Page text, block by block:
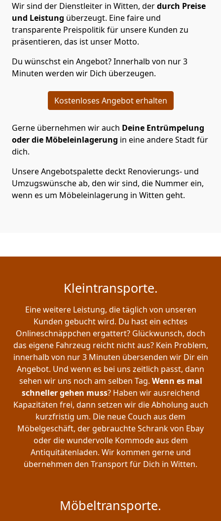
Wir sind der Dienstleiter in Witten, derdurch Preise
und Leistung überzeugt. Eine faire und
transparente Preispolitik für unsere Kunden zu
präsentieren, das ist unser Motto.
Du wünschst ein Angebot? Innerhalb von nur 3
Minuten werden wir Dich überzeugen.
Kostenloses Angebot erhalten
Gerne übernehmen wir auch Deine Entrümpelung
oder die Möbeleinlagerung in eine andere Stadt für
dich.
Unsere Angebotspalette deckt Renovierungs- und
Umzugswünsche ab, den wir sind, die Nummer ein,
wenn es um Möbeleinlagerung in Witten geht.
Kleintransporte.
Eine weitere Leistung, die täglich von unseren
Kunden gebucht wird. Du hast ein echtes
Onlineschnäppchen ergattert? Glückwunsch, doch
das eigene Fahrzeug reicht nicht aus? Kein Problem,
innerhalb von nur 3 Minuten übersenden wir Dir ein
Angebot. Und wenn es bei uns zeitlich passt, dann
sehen wir uns noch am selben Tag. Wenn es mal
schneller gehen muss? Haben wir ausreichend
Kapazitäten frei, dann setzen wir die Abholung auch
kurzfristig um. Die neue Couch aus dem
Möbelgeschäft, der gebrauchte Schrank von Ebay
oder die wundervolle Kommode aus dem
Antiquitätenladen. Wir kommen gerne und
übernehmen den Transport für Dich in Witten.
Möbeltransporte.